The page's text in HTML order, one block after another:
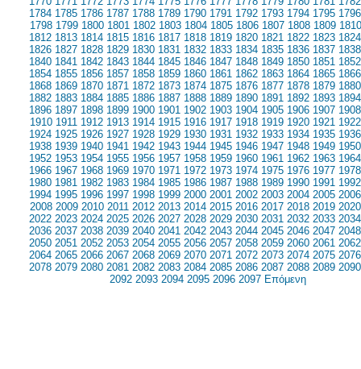
1784 1785 1786 1787 1788 1789 1790 1791 1792 1793 1794 1795 1796
1798 1799 1800 1801 1802 1803 1804 1805 1806 1807 1808 1809 1810
1812 1813 1814 1815 1816 1817 1818 1819 1820 1821 1822 1823 1824
1826 1827 1828 1829 1830 1831 1832 1833 1834 1835 1836 1837 1838
1840 1841 1842 1843 1844 1845 1846 1847 1848 1849 1850 1851 1852
1854 1855 1856 1857 1858 1859 1860 1861 1862 1863 1864 1865 1866
1868 1869 1870 1871 1872 1873 1874 1875 1876 1877 1878 1879 1880
1882 1883 1884 1885 1886 1887 1888 1889 1890 1891 1892 1893 1894
1896 1897 1898 1899 1900 1901 1902 1903 1904 1905 1906 1907 1908
1910 1911 1912 1913 1914 1915 1916 1917 1918 1919 1920 1921 1922
1924 1925 1926 1927 1928 1929 1930 1931 1932 1933 1934 1935 1936
1938 1939 1940 1941 1942 1943 1944 1945 1946 1947 1948 1949 1950
1952 1953 1954 1955 1956 1957 1958 1959 1960 1961 1962 1963 1964
1966 1967 1968 1969 1970 1971 1972 1973 1974 1975 1976 1977 1978
1980 1981 1982 1983 1984 1985 1986 1987 1988 1989 1990 1991 1992
1994 1995 1996 1997 1998 1999 2000 2001 2002 2003 2004 2005 2006
2008 2009 2010 2011 2012 2013 2014 2015 2016 2017 2018 2019 2020
2022 2023 2024 2025 2026 2027 2028 2029 2030 2031 2032 2033 2034
2036 2037 2038 2039 2040 2041 2042 2043 2044 2045 2046 2047 2048
2050 2051 2052 2053 2054 2055 2056 2057 2058 2059 2060 2061 2062
2064 2065 2066 2067 2068 2069 2070 2071 2072 2073 2074 2075 2076
2078 2079 2080 2081 2082 2083 2084 2085 2086 2087 2088 2089 2090
2092 2093 2094 2095 2096 2097 Επόμενη